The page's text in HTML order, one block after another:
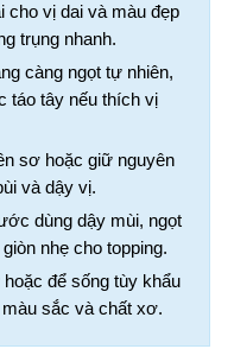
cho vị dai và màu đẹp
trụng nhanh.
càng ngọt tự nhiên,
táo tây nếu thích vị
sơ hoặc giữ nguyên
và dậy vị.
dùng dậy mùi, ngọt
nhẹ cho topping.
để sống tùy khẩu
sắc và chất xơ.